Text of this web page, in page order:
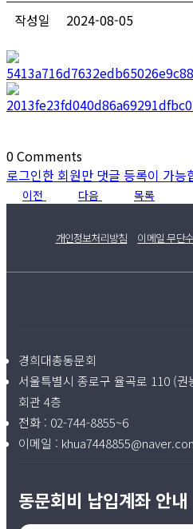
작성일 2024-08-05
0Comments
로그인한 회원만 댓글 등록이 가능
이전 다음 목록
개인정보처리방침 이메일 무단
경희대총동문회
서울특별시 종로구 율곡로 110 (
회관 4층
전화 : 02-744-8855~6
이메일 :
동문회비 납입계좌 안내